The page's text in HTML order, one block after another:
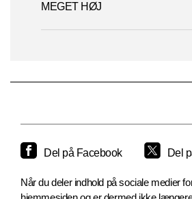
MEGET HØJ
Del på Facebook Del
Når du deler indhold på sociale medier